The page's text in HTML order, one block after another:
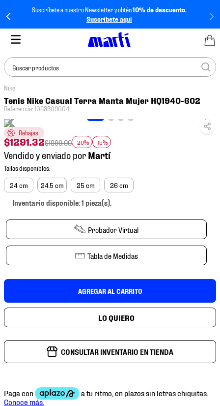
Suscríbete a nuestro Newsletter y obtén10% de descuento.
Suscríbete aquí
Buscar productos
Nike
Tenis Nike Casual Terra Manta Mujer HQ1940-602
Referencia:1083309004
Rebajas
$1291.32$1899.00 -20% -15%
Vendido y enviado por
24 cm 24.5 cm 25 cm 26 cm
Inventario disponible: 1 pieza(s).
Probador Virtual
Tabla de Medidas
AGREGAR AL CARRITO
CONSULTAR INVENTARIO EN TIENDA
TÉRMINOS MÁS
BUSCADOS
1.
2.
tenis hombre
3.
tenis
4.
tenis futbol
5.
jersey
6.
mochila
10. tenis nike